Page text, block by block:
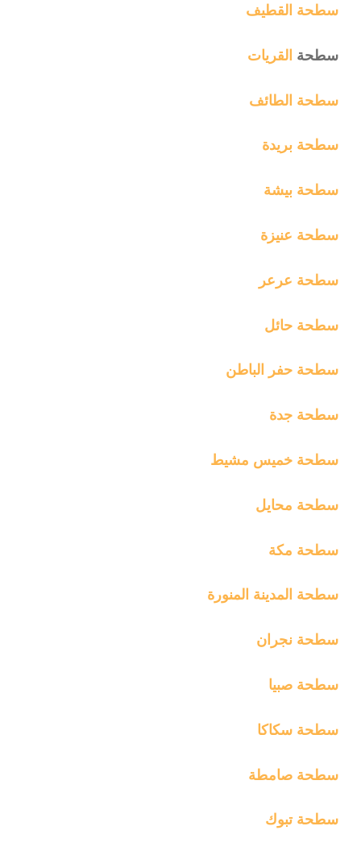
سطحة القطيف
سطحة القريات
سطحة الطائف
سطحة بريدة
سطحة بيشة
سطحة عنيزة
سطحة عرعر
سطحة حائل
سطحة حفر الباطن
سطحة جدة
سطحة خميس مشيط
سطحة محايل
سطحة مكة
سطحة المدينة المنورة
سطحة نجران
سطحة صبيا
سطحة سكاكا
سطحة صامطة
سطحة تبوك